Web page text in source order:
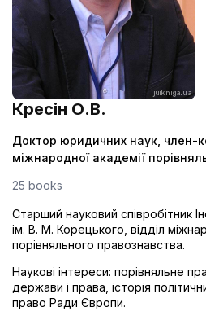
Кресін О.В.
Доктор юридичних наук, член-
міжнародної академії
25 books
Старший науковий співробітник
ім. В. М. Корецького, відділ
порівняльного правознавства.
Наукові інтереси: порівняльне
держави і права, історія
право Ради Європи.